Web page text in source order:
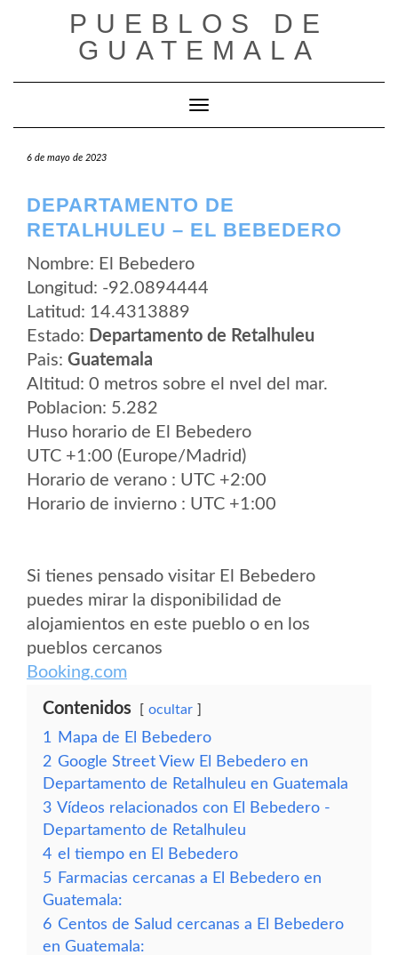
PUEBLOS DE
GUATEMALA
Cambiar modo de navegación
6 de mayo de 2023
DEPARTAMENTO DE
RETALHULEU – EL BEBEDERO
Nombre: El Bebedero
Longitud: -92.0894444
Latitud: 14.4313889
Estado: Departamento de Retalhuleu
Pais: Guatemala
Altitud: 0 metros sobre el nvel del mar.
Poblacion: 5.282
Huso horario de El Bebedero
UTC +1:00 (Europe/Madrid)
Horario de verano : UTC +2:00
Horario de invierno : UTC +1:00
Si tienes pensado visitar El Bebedero
puedes mirar la disponibilidad de
alojamientos en este pueblo o en los
pueblos cercanos
Booking.com
Contenidos ocultar
1
Mapa de El Bebedero
2 Google Street View El Bebedero en
Departamento de Retalhuleu en Guatemala
3 Vídeos relacionados con El Bebedero -
Departamento de Retalhuleu
4 el tiempo en El Bebedero
5 Farmacias cercanas a El Bebedero en
Guatemala:
6 Centos de Salud cercanas a El Bebedero
en Guatemala: